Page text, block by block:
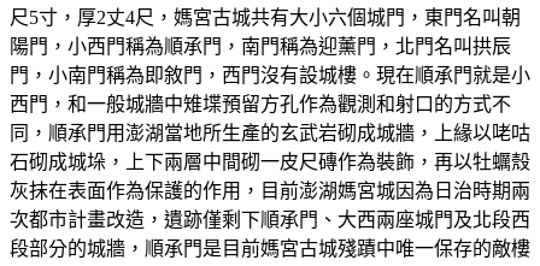
尺5寸，厚2丈4尺，媽宮古城共有大小六個城門，東門名叫朝
陽門，小西門稱為順承門，南門稱為迎薰門，北門名叫拱辰
門，小南門稱為即敘門，西門沒有設城樓。現在順承門就是小
西門，和一般城牆中雉堞預留方孔作為觀測和射口的方式不
同，順承門用澎湖當地所生產的玄武岩砌成城牆，上緣以咾咕
石砌成城垛，上下兩層中間砌一皮尺磚作為裝飾，再以牡蠣殼
灰抹在表面作為保護的作用，目前澎湖媽宮城因為日治時期兩
次都市計畫改造，遺跡僅剩下順承門、大西兩座城門及北段西
段部分的城牆，順承門是目前媽宮古城殘蹟中唯一保存的敵樓